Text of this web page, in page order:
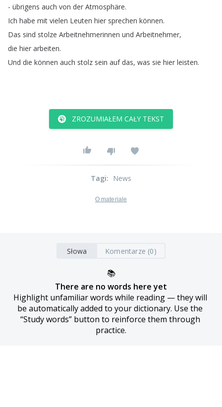
- übrigens auch von der Atmosphäre.
Ich habe mit vielen Leuten hier sprechen können.
Das sind stolze Arbeitnehmerinnen und Arbeitnehmer,
die hier arbeiten.
Und die können auch stolz sein auf das, was sie hier leisten.
ZROZUMIAŁEM CAŁY TEKST
Tagi: News
O materiale
Słowa Komentarze (0)
📚
There are no words here yet
Highlight unfamiliar words while reading — they will
be automatically added to your dictionary. Use the
“Study words” button to reinforce them through
practice.